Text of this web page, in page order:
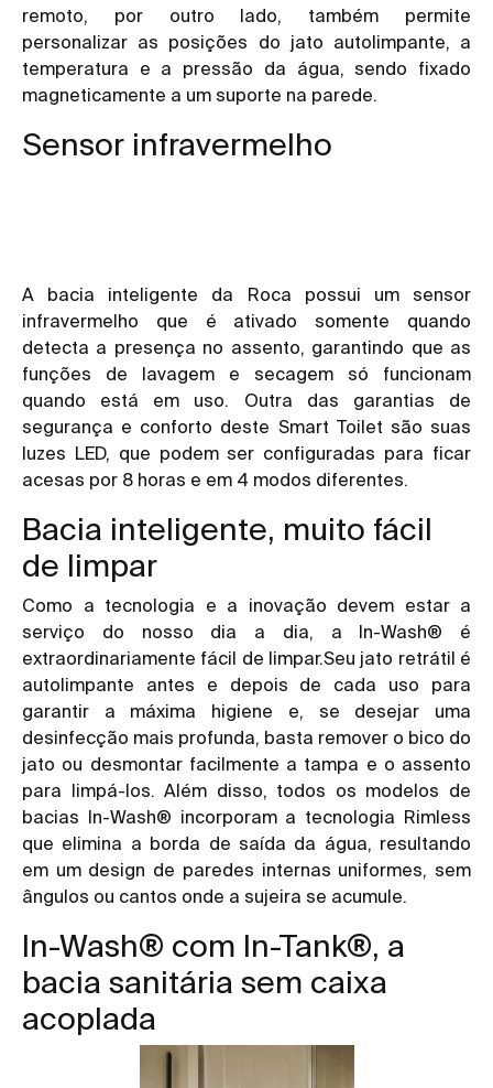
remoto, por outro lado, também permite
personalizar as posições do jato autolimpante, a
temperatura e a pressão da água, sendo fixado
magneticamente a um suporte na parede.
Sensor infravermelho
A bacia inteligente da Roca possui um sensor
infravermelho que é ativado somente quando
detecta a presença no assento, garantindo que as
funções de lavagem e secagem só funcionam
quando está em uso. Outra das garantias de
segurança e conforto deste Smart Toilet são suas
luzes LED, que podem ser configuradas para ficar
acesas por 8 horas e em 4 modos diferentes.
Bacia inteligente, muito fácil
de limpar
Como a tecnologia e a inovação devem estar a
serviço do nosso dia a dia, a In-Wash® é
extraordinariamente fácil de limpar.Seu jato retrátil é
autolimpante antes e depois de cada uso para
garantir a máxima higiene e, se desejar uma
desinfecção mais profunda, basta remover o bico do
jato ou desmontar facilmente a tampa e o assento
para limpá-los. Além disso, todos os modelos de
bacias In-Wash® incorporam a tecnologia Rimless
que elimina a borda de saída da água, resultando
em um design de paredes internas uniformes, sem
ângulos ou cantos onde a sujeira se acumule.
In-Wash® com In-Tank®, a
bacia sanitária sem caixa
acoplada